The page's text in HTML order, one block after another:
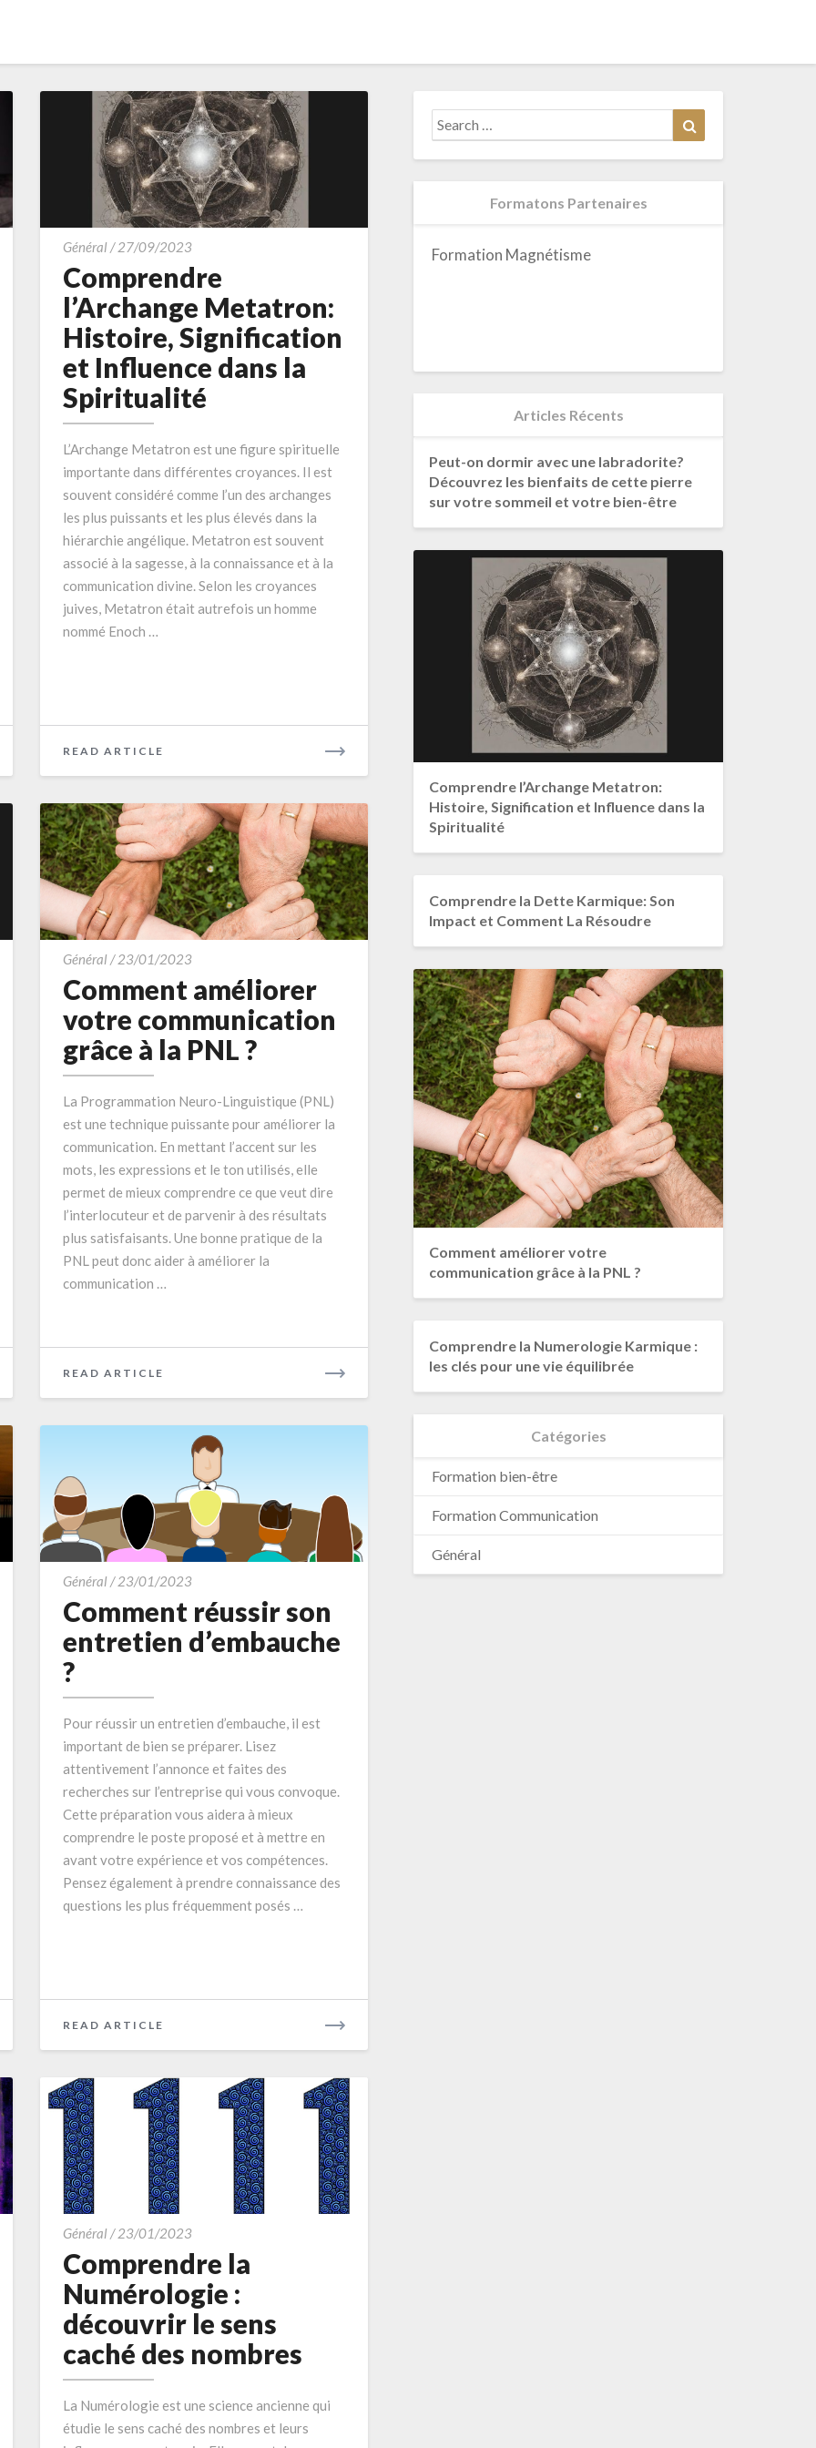
Général /27/09/2023Comprendre
l’Archange
Metatron:
Histoire,
Signification
et
Influence
dans
Spiritualité
Comprendre
l’Archange Metatron:
Histoire, Signification
et Influence dans la
Spiritualité
L’Archange Metatron est une figure spirituelle
importante dans différentes croyances. Il est
souvent considéré comme l’un des archanges
les plus puissants et les plus élevés dans la
hiérarchie angélique. Metatron est souvent
associé à la sagesse, à la connaissance et à la
communication divine. Selon les croyances
juives, Metatron était autrefois un homme
nommé Enoch …
READ ARTICLE
MORE
Général /23/01/2023Comment
améliorer
votre
communication
grâce
la
PNL
?
Comment améliorer
votre communication
grâce à la PNL ?
La Programmation Neuro-Linguistique (PNL)
est une technique puissante pour améliorer la
communication. En mettant l’accent sur les
mots, les expressions et le ton utilisés, elle
permet de mieux comprendre ce que veut dire
l’interlocuteur et de parvenir à des résultats
plus satisfaisants. Une bonne pratique de la
PNL peut donc aider à améliorer la
communication …
READ ARTICLE
MORE
Général /23/01/2023Comment
réussir
son
entretien
Comment réussir son
entretien d’embauche
?
Pour réussir un entretien d’embauche, il est
important de bien se préparer. Lisez
attentivement l’annonce et faites des
recherches sur l’entreprise qui vous convoque.
Cette préparation vous aidera à mieux
comprendre le poste proposé et à mettre en
avant votre expérience et vos compétences.
Pensez également à prendre connaissance des
questions les plus fréquemment posés …
READ ARTICLE
MORE
Général /23/01/2023Comprendre
la
Numérologie
:
découvrir
le
sens
des
nombres
Comprendre la
Numérologie :
découvrir le sens
caché des nombres
La Numérologie est une science ancienne qui
étudie le sens caché des nombres et leurs
Search
for:
Formatons Partenaires
Formation Magnétisme
Articles Récents
Peut-on dormir avec une labradorite?
Découvrez les bienfaits de cette pierre
sur votre sommeil et votre bien-être
Comprendre l’Archange Metatron:
Histoire, Signification et Influence dans la
Spiritualité
Comprendre la Dette Karmique: Son
Impact et Comment La Résoudre
Comment améliorer votre
communication grâce à la PNL ?
Comprendre la Numerologie Karmique :
les clés pour une vie équilibrée
Catégories
Formation bien-être
Formation Communication
Général